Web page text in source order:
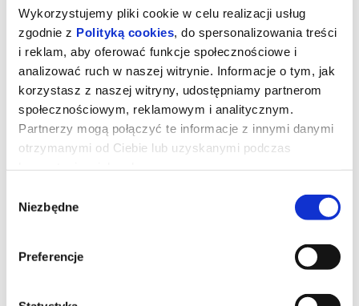
Wykorzystujemy pliki cookie w celu realizacji usług
zgodnie z Polityką cookies , do spersonalizowania treści
i reklam, aby oferować funkcje społecznościowe i
analizować ruch w naszej witrynie. Informacje o tym, jak
korzystasz z naszej witryny, udostępniamy partnerom
społecznościowym, reklamowym i analitycznym.
Partnerzy mogą połączyć te informacje z innymi danymi
otrzymanymi od Ciebie lub uzyskanymi podczas
zgody
Niezbędne
Preferencje
nowe przygody – wspólne gotowanie konfitury, malowanie
rodzinnego portretu, a nawet… spływ kajakowy i biwak we
własnym salonie! Gdy przychodzi pora kąpieli, Puciowi i Bobo
innymi, nawiązywać nowe przyjaźnie i radzić sobie z nudą w